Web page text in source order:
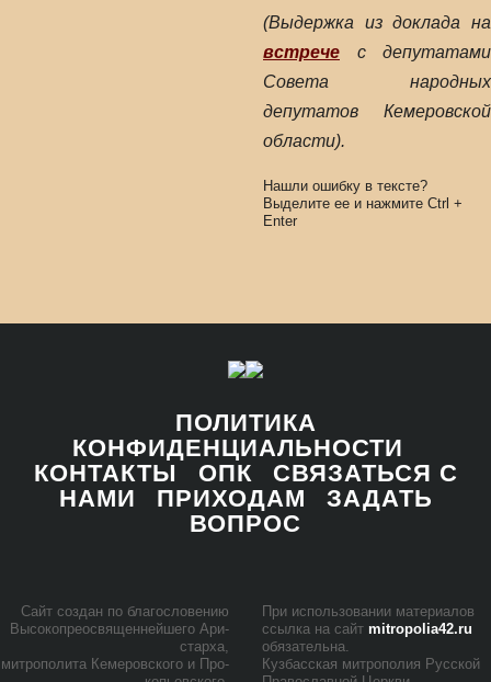
(Выдержка из доклада на
встрече с депутатами
Совета народных
депутатов Кемеровской
области).
Нашли ошибку в тексте?
Выделите ее и нажмите Ctrl +
Enter
ПОЛИТИКА
КОНФИДЕНЦИАЛЬНОСТИ
КОНТАКТЫ
ОПК
СВЯЗАТЬСЯ С
НАМИ
ПРИХОДАМ
ЗАДАТЬ
ВОПРОС
Сайт со­здан по бла­го­сло­ве­нию
Вы­со­ко­прео­свя­щен­ней­ше­го Ари­
стар­ха,
мит­ро­по­ли­та Ке­ме­ров­ско­го и Про­
При ис­поль­зо­ва­нии ма­те­ри­а­лов
ссыл­ка на сайт mitropolia42.ru
обя­за­тель­на.
Куз­бас­ская мит­ро­по­лия Рус­ской